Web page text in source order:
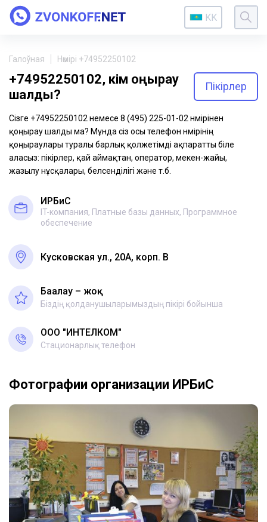
KK
Галоўная Нөмірі +74952250102
+74952250102, кім қоңырау
шалды?
Пікірлер
Сізге +74952250102 немесе 8 (495) 225-01-02 нөмірінен
қоңырау шалды ма? Мұнда сіз осы телефон нөмірінің
қоңыраулары туралы барлық қолжетімді ақпаратты біле
аласыз: пікірлер, қай аймақтан, оператор, мекен-жайы,
жазылу нұсқалары, белсенділігі және т.б.
ИРБиС
IT-компания, Платные базы данных, Программное
обеспечение
Кусковская ул., 20А, корп. В
Бағалау – жоқ
Біздің қолданушыларымыздың пікірі бойынша
ООО "ИНТЕЛКОМ"
Стационарлық телефон
Фотографии организации ИРБиС